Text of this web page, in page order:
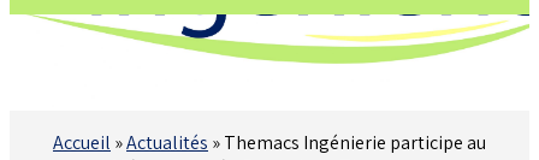
Accueil »Actualités »Themacs Ingénierie participe au